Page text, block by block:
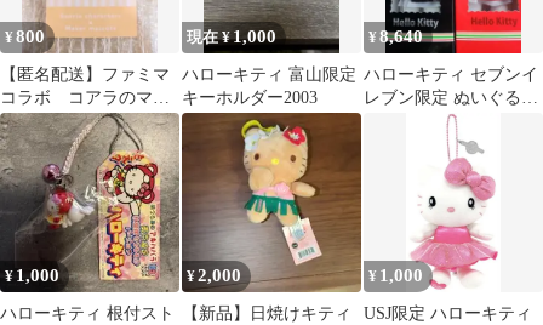
¥800
【匿名配送】ファミマ
コラボ コアラのマー
チ ハローキティ アクリ
ルキーホルダー
現在 ¥1,000
ハローキティ 富山限定
キーホルダー2003
¥8,640
ハローキティ セブンイ
レブン限定 ぬいぐるみ
¥ 1,000
ハローキティ 根付スト
¥2,000
【新品】日焼けキティ
¥ 1,000
USJ限定 ハローキティ